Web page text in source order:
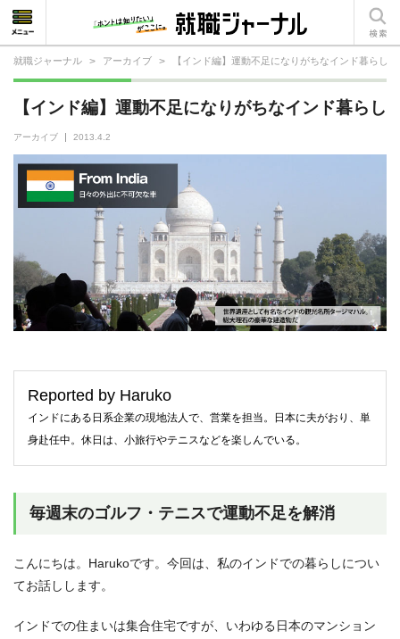
就職ジャーナル > アーカイブ > 【インド編】運動不足になりがちなインド暮らし
【インド編】運動不足になりがちなインド暮らし
アーカイブ 2013.4.2
Reported by Haruko
インドにある日系企業の現地法人で、営業を担当。日本に夫がおり、単
身赴任中。休日は、小旅行やテニスなどを楽しんでいる。
毎週末のゴルフ・テニスで運動不足を解消
こんにちは。Harukoです。今回は、私のインドでの暮らしについ
てお話しします。
インドでの住まいは集合住宅ですが、いわゆる日本のマンション
就活相談
就活ノウハウ
仕事の選び方・ヒント
仕事とは？